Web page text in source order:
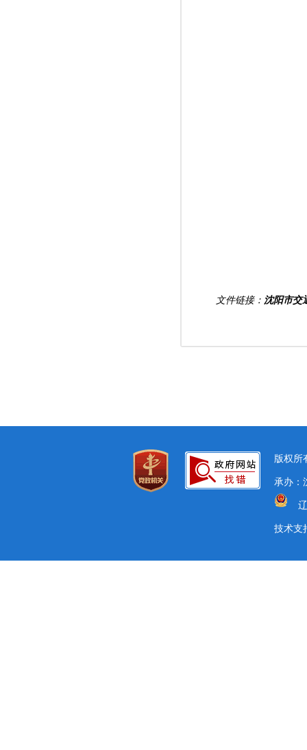
文件链接： 沈阳市交
版权所
承办：
技术支